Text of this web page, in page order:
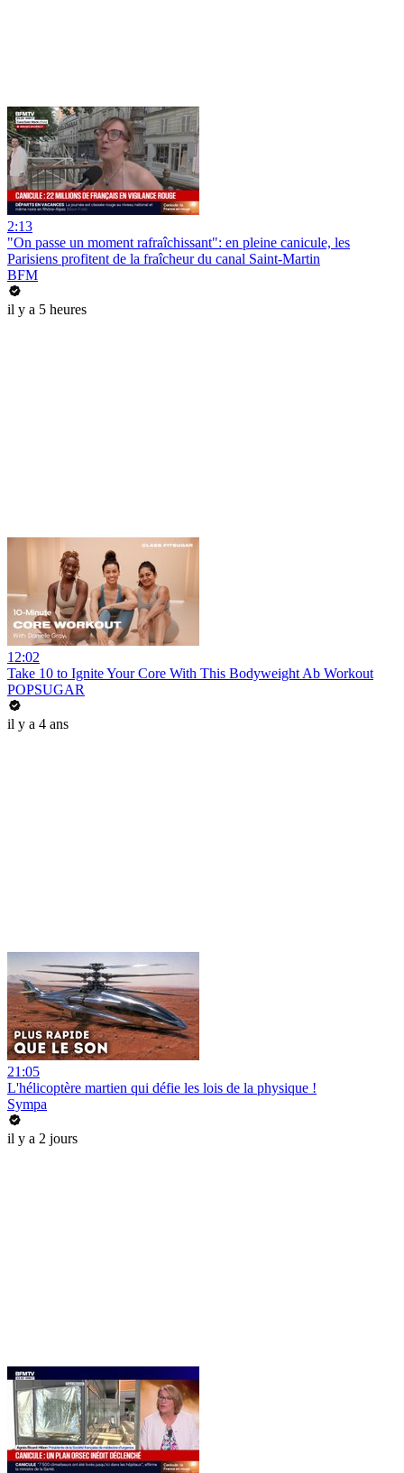
2:13
"On passe un moment rafraîchissant": en pleine canicule, les
Parisiens profitent de la fraîcheur du canal Saint-Martin
BFM
il y a 5 heures
12:02
Take 10 to Ignite Your Core With This Bodyweight Ab Workout
POPSUGAR
il y a 4 ans
21:05
L'hélicoptère martien qui défie les lois de la physique !
Sympa
il y a 2 jours